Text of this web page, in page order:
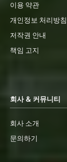
이용 약관
개인정보 처리방침
저작권 안내
책임 고지
회사 & 커뮤니티
회사 소개
문의하기